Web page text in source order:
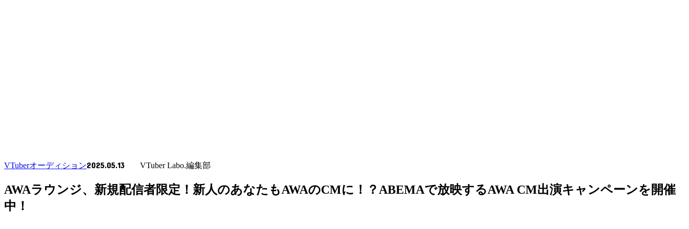
VTuberオーディション2025.05.13 VTuber Labo.編集部
AWAラウンジ、新規配信者限定！新人のあなたもAWAのCMに！？ABEMAで放映するAWA CM出演キャンペーンを開催
中！